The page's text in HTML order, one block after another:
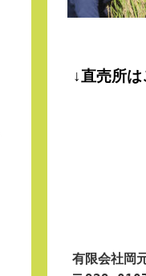
↓直売所は
有限会社岡